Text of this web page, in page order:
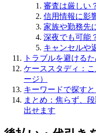
審査は厳しい
信用情報に影
家族や勤務先
深夜でも可能
キャンセルや
トラブルを避ける
ケーススタディ：
ージ）
キーワードで探す
まとめ：焦らず、
出せます